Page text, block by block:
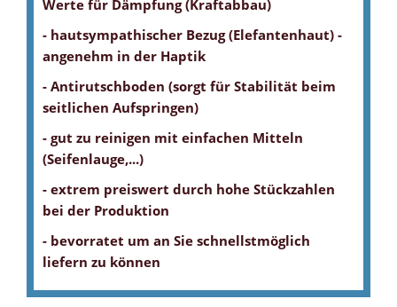
Werte für Dämpfung (Kraftabbau)
- hautsympathischer Bezug (Elefantenhaut) -
angenehm in der Haptik
- Antirutschboden (sorgt für Stabilität beim
seitlichen Aufspringen)
- gut zu reinigen mit einfachen Mitteln
(Seifenlauge,...)
- extrem preiswert durch hohe Stückzahlen
bei der Produktion
- bevorratet um an Sie schnellstmöglich
liefern zu können